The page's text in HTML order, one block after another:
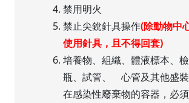
禁用明火
禁止尖銳針具操作(除動物中
使用針具，且不得回套)
培養物、組織、體液標本、
瓶、試管、離心管及其他盛
在感染性廢棄物的容器，必